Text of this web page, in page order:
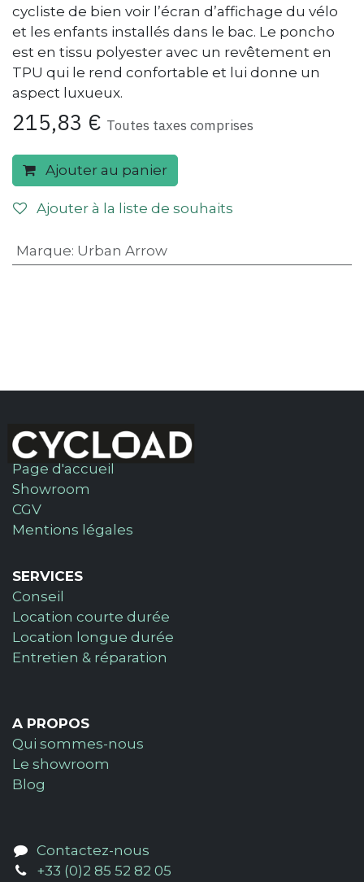
cycliste de bien voir l’écran d’affichage du vélo
et les enfants installés dans le bac. Le poncho
est en tissu polyester avec un revêtement en
TPU qui le rend confortable et lui donne un
aspect luxueux.
215,83 € Toutes taxes comprises
Ajouter au panier
Ajouter à la liste de souhaits
Marque: Urban Arrow
Page d'accueil
Showroom
CGV
Mentions légales
SERVICES
Conseil
Location courte durée
Location longue durée
Entretien & réparation
A PROPOS
Qui sommes-nous
Le showroom
Blog
Contactez-nous
+33 (0)2 85 52 82 05